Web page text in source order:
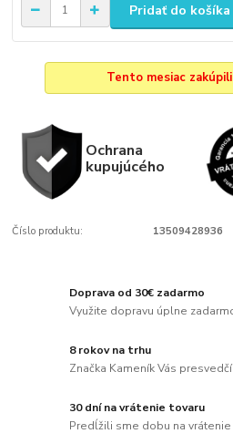
Pridať do košíka
Tento mesiac
Ochrana
kupujúcého
Číslo produktu: 13509428936
Doprava od 30€ zadarmo
Využite dopravu úplne
8 rokov na trhu
Značka Kameník Vás
30 dní na vrátenie tovaru
Predĺžili sme dobu na vrátenie